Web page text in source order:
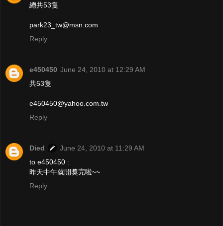
總共53隻
park23_tw@msn.com
Reply
e450450 June 24, 2010 at 12:29 AM
共53隻
e450450@yahoo.com.tw
Reply
Died
June 24, 2010 at 11:29 AM
to e450450 :
昨天中午就開獎完啦~~
Reply